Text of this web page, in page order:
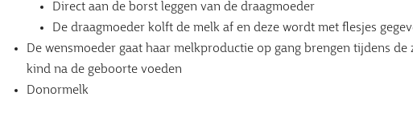
Direct aan de borst leggen van de draagmoeder
De draagmoeder kolft de melk af en deze wordt met flesjes
De wensmoeder gaat haar melkproductie op gang brengen tijdens de
kind na de geboorte voeden
Donormelk